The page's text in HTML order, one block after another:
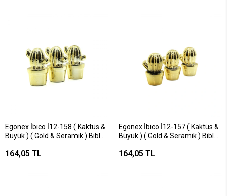
Egonex İbico İ12-158 ( Kaktüs &
Büyük ) ( Gold & Seramik ) Biblo
164,05 TL
Egonex İbico İ12-157 ( Kaktüs &
Büyük ) ( Gold & Seramik ) Biblo
164,05 TL